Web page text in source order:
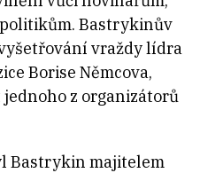
Bastrykinův
vraždy lídra
Borise Němcova,
z organizátorů
Bastrykin majitelem